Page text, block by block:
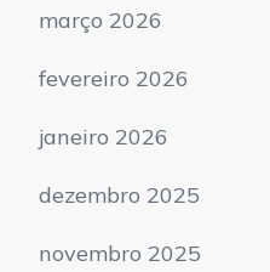
março 2026
fevereiro 2026
janeiro 2026
dezembro 2025
novembro 2025